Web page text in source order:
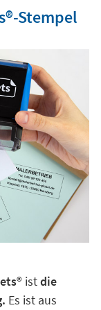
Stempel
®️ istdie
Es ist aus